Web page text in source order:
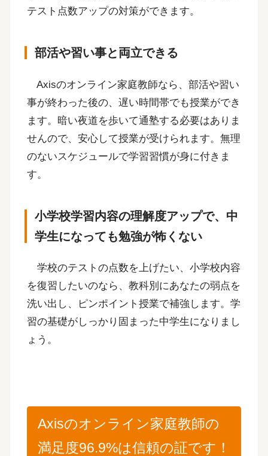
テスト点数アップの対策ができます。
部活や習い事と両立できる
Axisのオンライン家庭教師なら、部活や習い
事が終わった後の、遅い時間帯でも授業ができ
ます。暗い夜道を歩いて通塾する必要はありま
せんので、安心して授業が受けられます。無理
のないスケジュールで学習習慣が身に付きま
す。
小学校学習内容の理解度アップで、中
学生になっても勉強が怖くない
学校のテストの点数を上げたい、小学校内容
を復習したいのなら、教科別にあなたの弱点を
洗い出し、ピンポイント授業で補強します。学
習の基礎がしっかり固まった中学生になりまし
ょう。
Axisのオンライン家庭教師の
満足度96.9%は信頼の証です！